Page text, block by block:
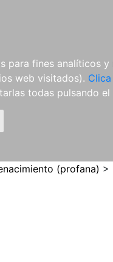
para fines analíticos
web visitados).
todas pulsando el
Y EDICIONES
(profana) >